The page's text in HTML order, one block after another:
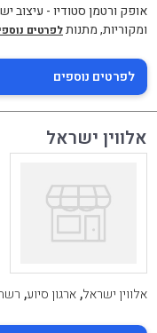
אופק ורטמן סטודיו - עיצוב
ומקוריות, מתנותלפרטים
לפרטים נוספים
אלווין ישראל
אלווין ישראל,ארגון סיוע,